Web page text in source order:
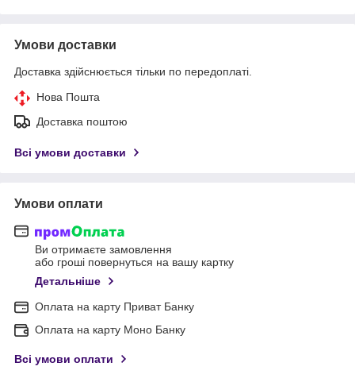
Умови доставки
Доставка здійснюється тільки по передоплаті.
Нова Пошта
Доставка поштою
Всі умови доставки
Умови оплати
Ви отримаєте замовлення
або гроші повернуться на вашу картку
Детальніше
Оплата на карту Приват Банку
Оплата на карту Моно Банку
Всі умови оплати